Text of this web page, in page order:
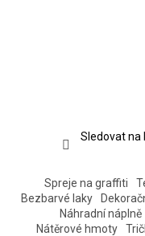
Sledovat na
Spreje na graffiti
Bezbarvé laky
Náhradní náplně
Nátěrové hmoty